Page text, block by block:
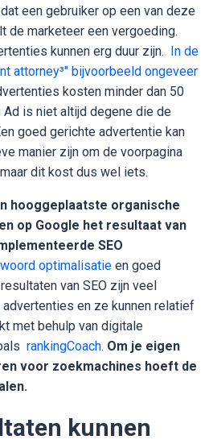
een gebruiker op een van deze
de marketeer een vergoeding.
kunnen erg duur zijn. In de
attorney³" bijvoorbeeld ongeveer
kosten minder dan 50
is niet altijd degene die de
goed gerichte advertentie kan
manier zijn om de voorpagina
dit kost dus wel iets.
hooggeplaatste organische
op Google het resultaat van
SEO
optimalisatie en goed
van SEO zijn veel
en ze kunnen relatief
met behulp van digitale
rankingCoach. Om je eigen
voor zoekmachines hoeft de
kunnen